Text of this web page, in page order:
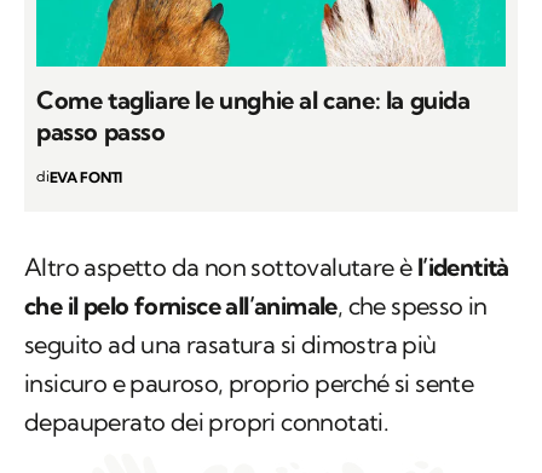
Come tagliare le unghie al cane: la guida
passo passo
diEVA FONTI
Altro aspetto da non sottovalutare è l’identità
che il pelo fornisce all’animale, che spesso in
seguito ad una rasatura si dimostra più
insicuro e pauroso, proprio perché si sente
depauperato dei propri connotati.